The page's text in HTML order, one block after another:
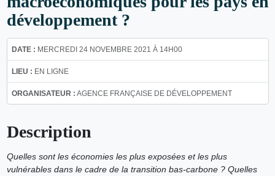
développement ?
DATE : MERCREDI 24 NOVEMBRE 2021 À 14H00
LIEU : EN LIGNE
ORGANISATEUR : AGENCE FRANÇAISE DE DÉVELOPPEMENT
Description
Quelles sont les économies les plus exposées et les plus
vulnérables dans le cadre de la transition bas-carbone ? Quelles